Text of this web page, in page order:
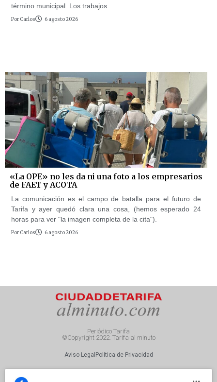
término municipal. Los trabajos
Por Carlos 6 agosto 2026
«La OPE» no les da ni una foto a los empresarios
de FAET y ACOTA
La comunicación es el campo de batalla para el futuro de
Tarifa y ayer quedó clara una cosa, (hemos esperado 24
horas para ver "la imagen completa de la cita").
Por Carlos 6 agosto 2026
Periódico Tarifa
©Copyright 2022. Tarifa al minuto
Aviso Legal Política de Privacidad